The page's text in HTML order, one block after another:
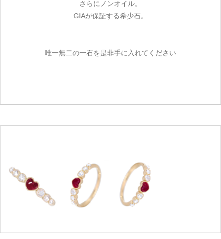
さらにノンオイル。
GIAが保証する希少石。
唯一無二の一石を是非手に入れてください